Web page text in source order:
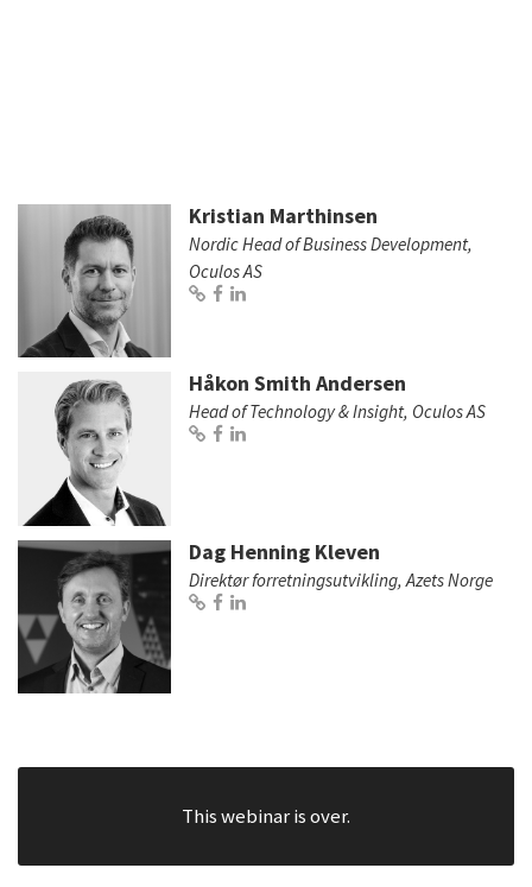
Kristian Marthinsen
Nordic Head of Business Development,
Oculos AS
Håkon Smith Andersen
Head of Technology & Insight, Oculos AS
Dag Henning Kleven
Direktør forretningsutvikling, Azets Norge
This webinar is over.